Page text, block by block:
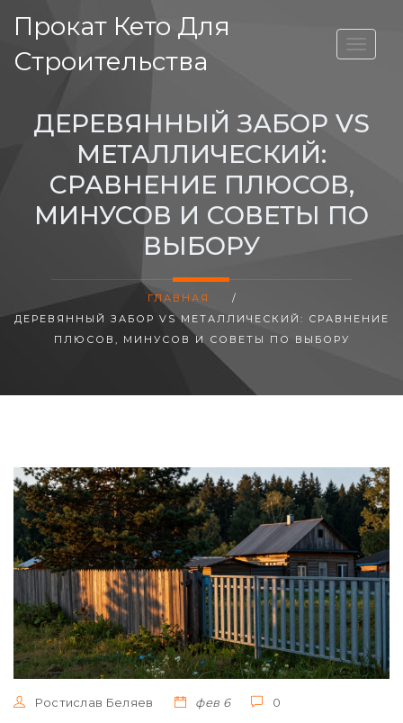
Прокат Кето Для
Строительства
ВЫСОТА ДОМА
ДЕРЕВЯННЫЙ ЗАБОР VS
МЕТАЛЛИЧЕСКИЙ:
СРАВНЕНИЕ ПЛЮСОВ,
МИНУСОВ И СОВЕТЫ ПО
ВЫБОРУ
ГЛАВНАЯ
/
ДЕРЕВЯННЫЙ ЗАБОР VS МЕТАЛЛИЧЕСКИЙ: СРАВНЕНИЕ
ПЛЮСОВ, МИНУСОВ И СОВЕТЫ ПО ВЫБОРУ
Ростислав Беляев фев 6 0